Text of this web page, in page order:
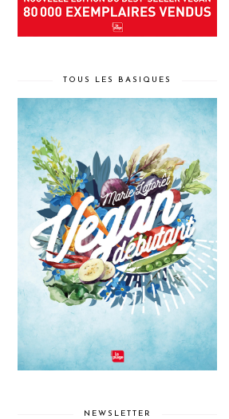
TOUS LES BASIQUES
NEWSLETTER